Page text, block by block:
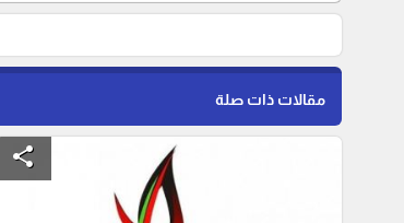
مقالات ذات صلة
share